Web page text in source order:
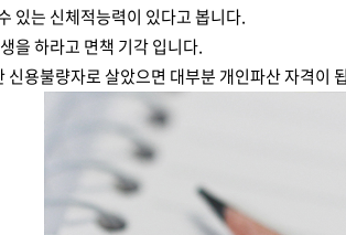
있는 신체적능력이 있다고 봅니다.
을 하라고 면책 기각 입니다.
용불량자로 살았으면 대부분 개인파산 자격이